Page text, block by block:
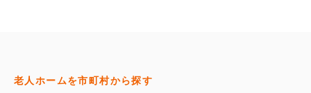
老人ホームを市町村から探す